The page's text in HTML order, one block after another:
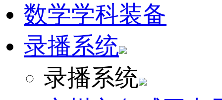
数学学科装备
录播系统
录播系统